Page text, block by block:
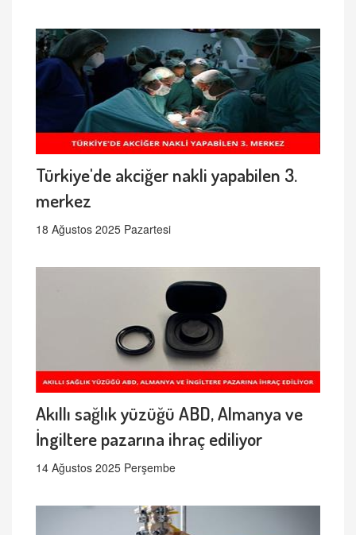
Türkiye'de akciğer nakli yapabilen 3.
merkez
18 Ağustos 2025 Pazartesi
Akıllı sağlık yüzüğü ABD, Almanya ve
İngiltere pazarına ihraç ediliyor
14 Ağustos 2025 Perşembe